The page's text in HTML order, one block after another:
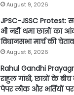
August 9, 2026
JPSC-JSSC Protest:
भी नहीं थमा छात्रों का
विधानसभा मार्च की
August 8, 2026
Rahul Gandhi
राहुल गांधी, छात्रों के
पेपर लीक और भर्तियों